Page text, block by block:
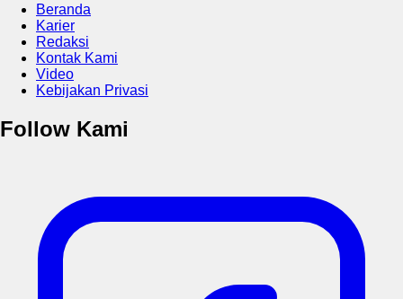
Beranda
Karier
Redaksi
Kontak Kami
Video
Kebijakan Privasi
Follow Kami